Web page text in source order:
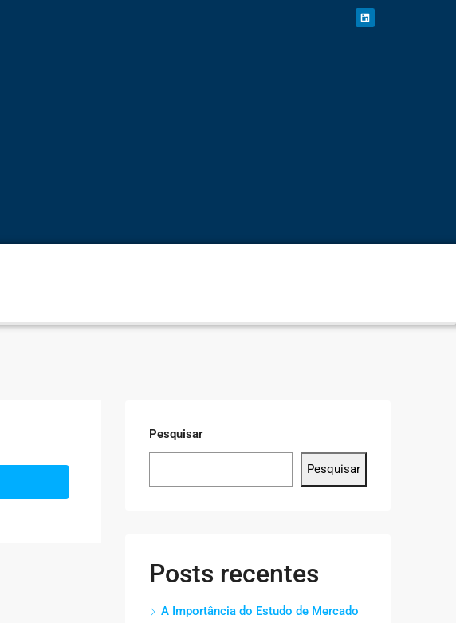
Pesquisar
Pesquisar
Posts recentes
A Importância do Estudo de Mercado